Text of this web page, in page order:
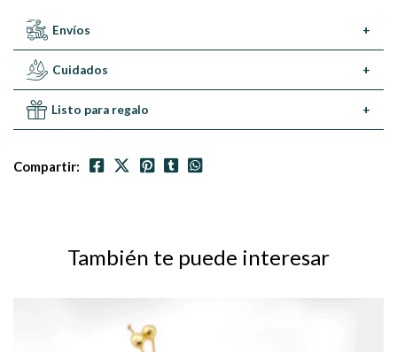
Envíos +
Cuidados +
Listo para regalo +
Compartir:
También te puede interesar